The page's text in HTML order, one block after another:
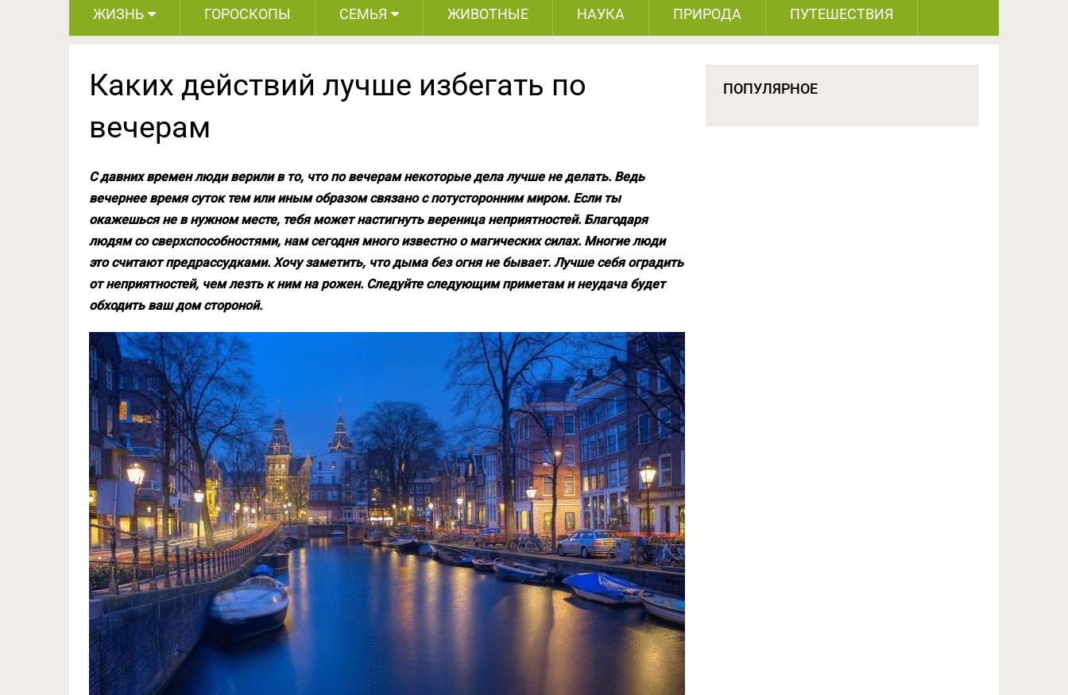
ЖИЗНЬ ГОРОСКОПЫ СЕМЬЯ ЖИВОТНЫЕ НАУКА ПРИРОДА ПУТЕШЕСТВИЯ
Каких действий лучше избегать по
вечерам
С давних времен люди верили в то, что по вечерам некоторые дела лучше не делать. Ведь
вечернее время суток тем или иным образом связано с потусторонним миром. Если ты
окажешься не в нужном месте, тебя может настигнуть вереница неприятностей. Благодаря
людям со сверхспособностями, нам сегодня много известно о магических силах. Многие люди
это считают предрассудками. Хочу заметить, что дыма без огня не бывает. Лучше себя оградить
от неприятностей, чем лезть к ним на рожен. Следуйте следующим приметам и неудача будет
обходить ваш дом стороной.
ПОПУЛЯРНОЕ